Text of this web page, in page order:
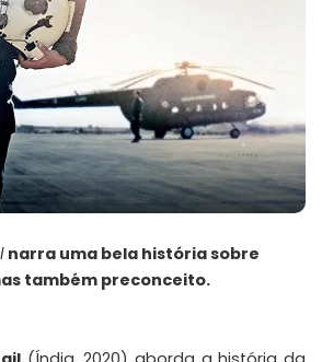
narra uma bela história sobre
também preconceito.